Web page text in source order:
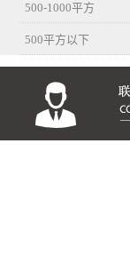
500-1000平方
500平方以下